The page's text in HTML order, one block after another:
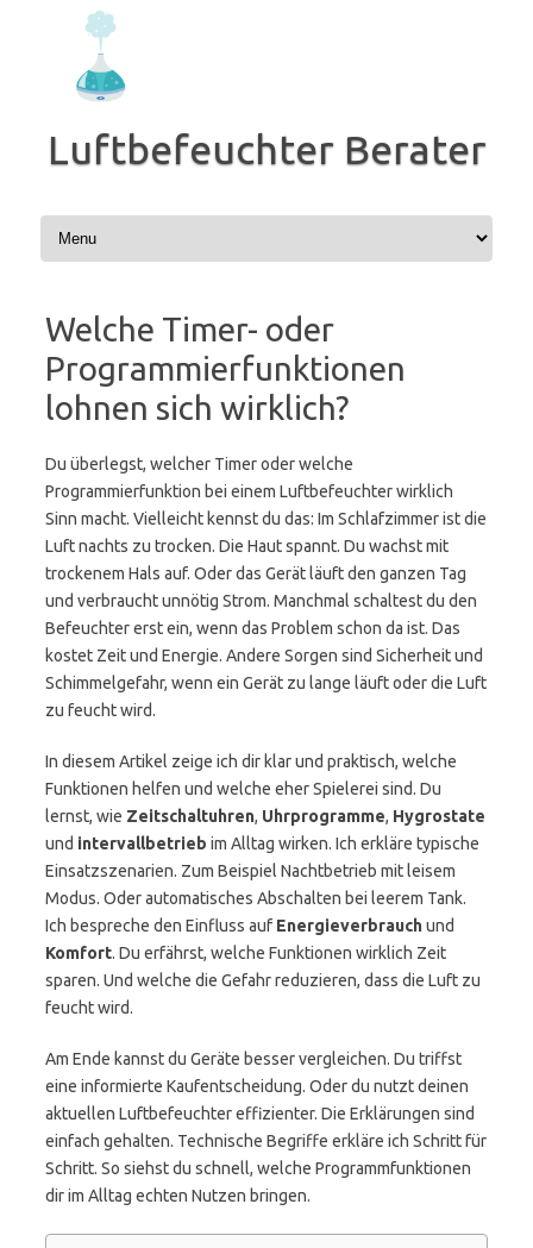
springen
Luftbefeuchter Berater
Welche Timer- oder
Programmierfunktionen
lohnen sich wirklich?
Du überlegst, welcher Timer oder welche
Programmierfunktion bei einem Luftbefeuchter wirklich
Sinn macht. Vielleicht kennst du das: Im Schlafzimmer ist die
Luft nachts zu trocken. Die Haut spannt. Du wachst mit
trockenem Hals auf. Oder das Gerät läuft den ganzen Tag
und verbraucht unnötig Strom. Manchmal schaltest du den
Befeuchter erst ein, wenn das Problem schon da ist. Das
kostet Zeit und Energie. Andere Sorgen sind Sicherheit und
Schimmelgefahr, wenn ein Gerät zu lange läuft oder die Luft
zu feucht wird.
In diesem Artikel zeige ich dir klar und praktisch, welche
Funktionen helfen und welche eher Spielerei sind. Du
lernst, wie Zeitschaltuhren, Uhrprogramme, Hygrostate
und intervallbetrieb im Alltag wirken. Ich erkläre typische
Einsatzszenarien. Zum Beispiel Nachtbetrieb mit leisem
Modus. Oder automatisches Abschalten bei leerem Tank.
Ich bespreche den Einfluss auf Energieverbrauchund
Komfort. Du erfährst, welche Funktionen wirklich Zeit
sparen. Und welche die Gefahr reduzieren, dass die Luft zu
feucht wird.
Am Ende kannst du Geräte besser vergleichen. Du triffst
eine informierte Kaufentscheidung. Oder du nutzt deinen
aktuellen Luftbefeuchter effizienter. Die Erklärungen sind
einfach gehalten. Technische Begriffe erkläre ich Schritt für
Schritt. So siehst du schnell, welche Programmfunktionen
dir im Alltag echten Nutzen bringen.